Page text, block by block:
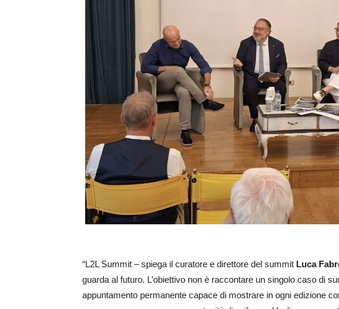
“L2L Summit – spiega il curatore e direttore del summit Luca
guarda al futuro. L’obiettivo non è raccontare un singolo caso di
appuntamento permanente capace di mostrare in ogni edizione